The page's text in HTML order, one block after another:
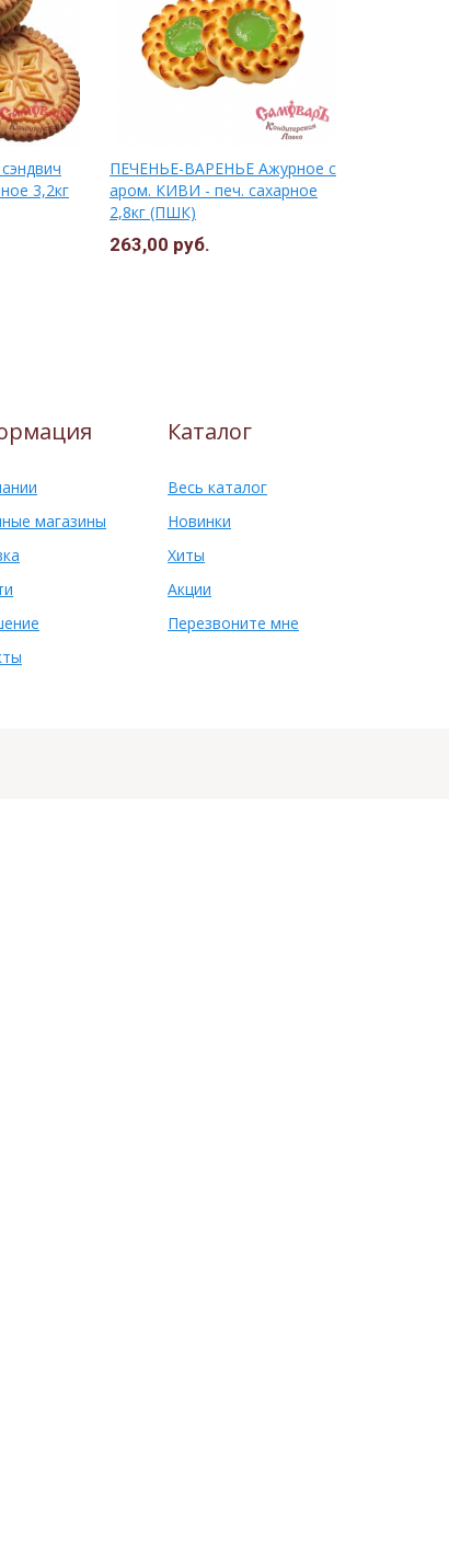
3,2кг
ПЕЧЕНЬЕ-ВАРЕНЬЕ Ажурное с
аром. КИВИ - печ. сахарное
2,8кг (ПШК)
263,00 руб.
магазины
Каталог
Весь каталог
Новинки
Хиты
Акции
Перезвоните мне